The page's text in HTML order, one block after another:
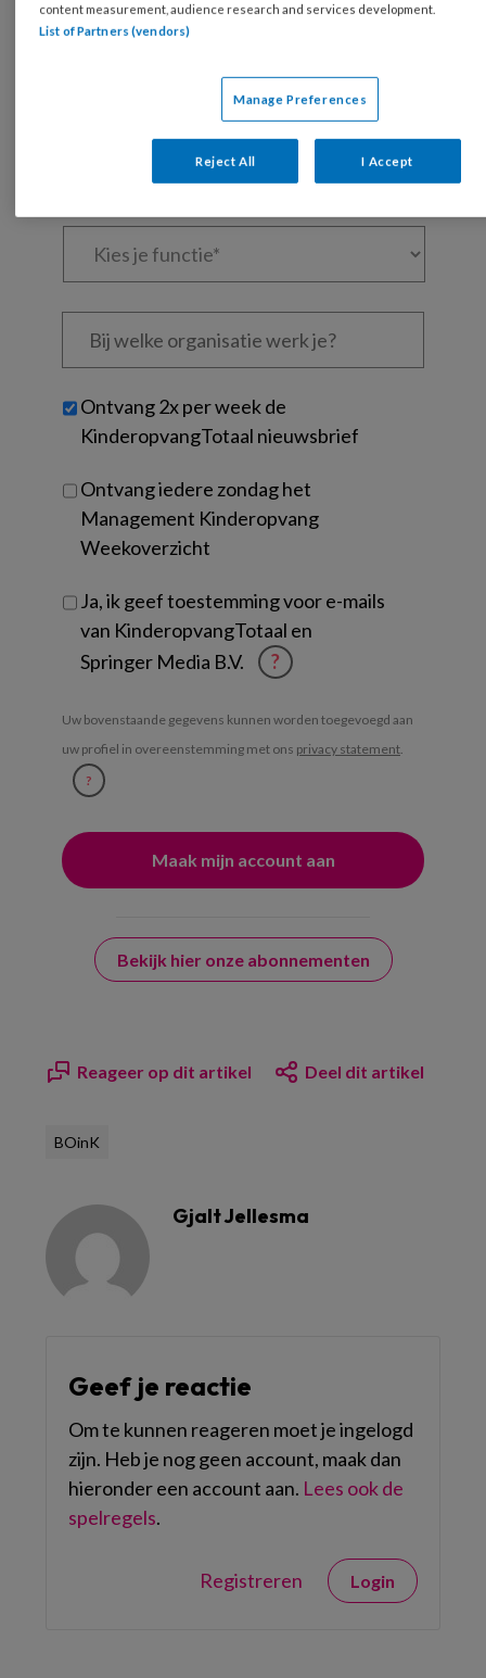
wachtwoord* *
Kies
Bij
welke
je?
Untitled
Ontvang 2x per week de
KinderopvangTotaal nieuwsbrief
Ontvang iedere zondag het
Management Kinderopvang
Weekoverzicht
Ja, ik geef toestemming voor e-mails
van KinderopvangTotaal en
Springer Media B.V.
?
Uw bovenstaande gegevens kunnen worden toegevoegd aan
uw profiel in overeenstemming met ons privacy statement.
?
Bekijk hier onze abonnementen
Reageer op dit artikel Deel dit artikel
BOinK
Gjalt Jellesma
Geef je reactie
Om te kunnen reageren moet je ingelogd
zijn. Heb je nog geen account, maak dan
hieronder een account aan. Lees ook de
spelregels.
Registreren Login
content measurement, audience research and services development.
List of Partners (vendors)
Manage Preferences
Reject All I Accept